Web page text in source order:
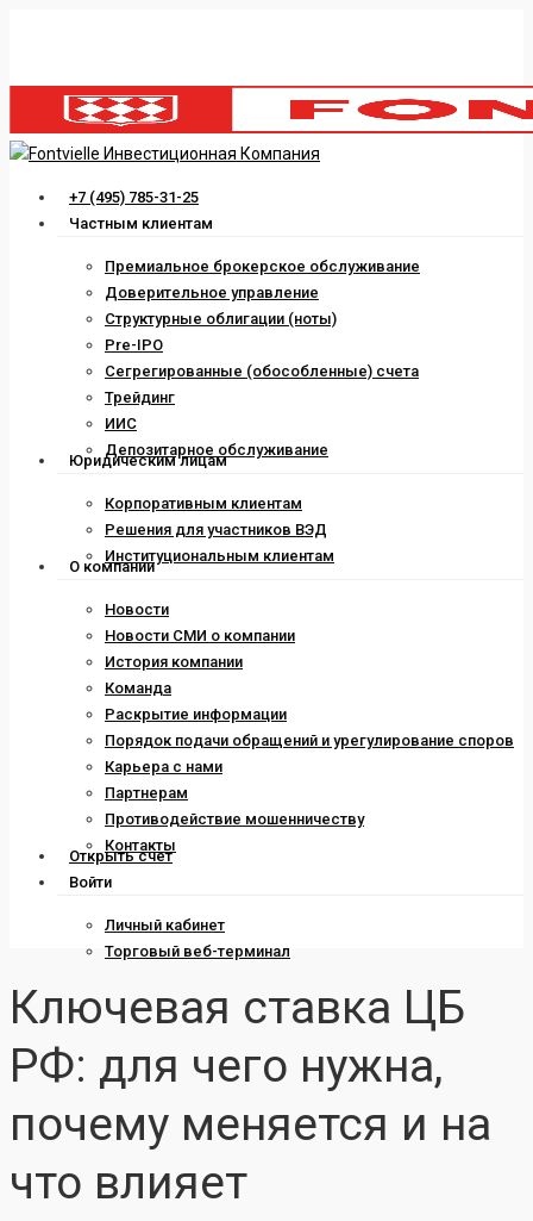
content
Menu
+7 (495) 785-31-25
Частным клиентам
Премиальное брокерское обслуживание
Доверительное управление
Структурные облигации (ноты)
Pre-IPO
Сегрегированные (обособленные) счета
Трейдинг
ИИС
Депозитарное обслуживание
Юридическим лицам
Корпоративным клиентам
Решения для участников ВЭД
Институциональным клиентам
О компании
Новости
Новости СМИ о компании
История компании
Команда
Раскрытие информации
Порядок подачи обращений и урегулирование споров
Карьера с нами
Партнерам
Противодействие мошенничеству
Контакты
Открыть счет
Войти
Личный кабинет
Торговый веб-терминал
Ключевая ставка ЦБ
РФ: для чего нужна,
почему меняется и на
что влияет